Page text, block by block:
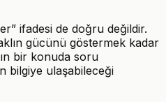
ifadesi de doğru değildir.
gücünü göstermek kadar
bir konuda soru
bilgiye ulaşabileceği